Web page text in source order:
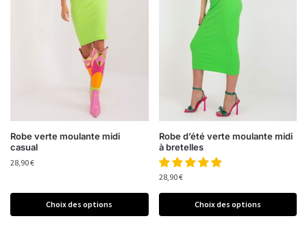
Robe verte moulante midi
casual
28,90€
Choix des options
Robe d’été verte moulante midi
à bretelles
28,90€
Choix des options